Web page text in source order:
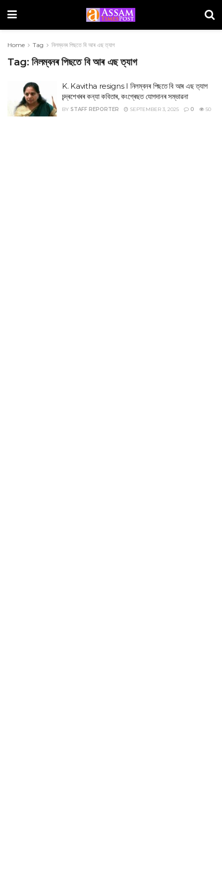
Home Tag নিলম্বনৰ পিছতে বি আৰ এছ ত্যাগ
Tag: নিলম্বনৰ পিছতে বি আৰ এছ ত্যাগ
K. Kavitha resigns I নিলম্বনৰ পিছতে বি আৰ এছ ত্যাগ
চন্দ্ৰশেখৰৰ কন্যা কবিতাৰ, কংগ্ৰেছত যোগদানৰ সম্ভাৱনা
BY STAFF REPORTER SEPTEMBER 3, 2025 0 50